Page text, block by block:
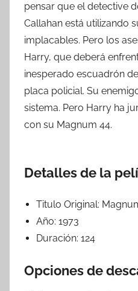
pensar que el detective
Callahan está utilizando
implacables. Pero los
Harry, que deberá
inesperado escuadrón
placa policial. Su
sistema. Pero Harry ha
con su Magnum 44.
Detalles de la
Titulo Original:
Año: 1973
Duración: 124
Opciones de